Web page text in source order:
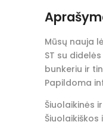
Mūsų nauja
ST su
bunkeriu ir
Papildoma
Šiuolaikinės